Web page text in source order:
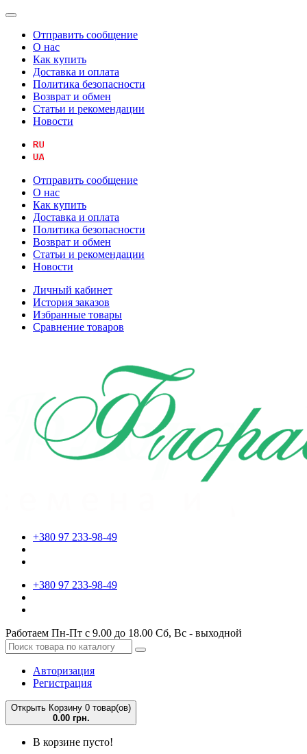
Отправить сообщение
О нас
Как купить
Доставка и оплата
Политика безопасности
Возврат и обмен
Статьи и рекомендации
Новости
Отправить сообщение
О нас
Как купить
Доставка и оплата
Политика безопасности
Возврат и обмен
Статьи и рекомендации
Новости
Личный кабинет
История заказов
Избранные товары
Сравнение товаров
+380 97 233-98-49
+380 97 233-98-49
Работаем Пн-Пт с 9.00 до 18.00 Сб, Вс - выходной
Авторизация
Регистрация
Открыть Корзину 0 товар(ов)
0.00 грн.
В корзине пусто!